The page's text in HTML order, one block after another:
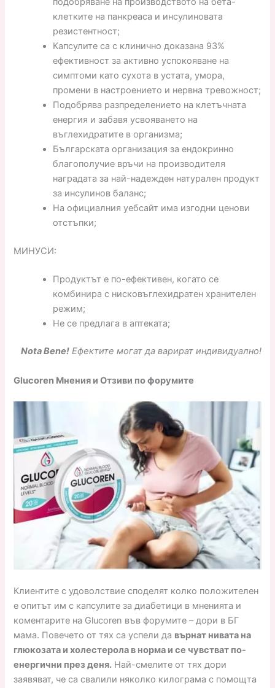
клетките на панкреаса и инсулиновата
резистентност;
Капсулите са с клинично доказана 93%
ефективност за активно успокояване на
симптоми като сухота в устата, умора,
промени в настроението и нервна тревожност;
Подобрява разпределението на клетъчната
енергия и забавя усвояването на
въглехидратите в организма;
Българската организация за ендокринно
благополучие връчи на производителя
наградата за най-надежден натурален продукт
за инсулинов баланс;
На официалния уебсайт има изгодни ценови
отстъпки;
МИНУСИ:
Продуктът е по-ефективен, когато се
комбинира с нисковъглехидратен хранителен
режим;
Не се предлага в аптеката;
Nota Bene! Ефектите могат да варират индивидуално!
Glucoren Мнения и Отзиви по форумите
Клиентите с удоволствие споделят колко положителен
е опитът им с капсулите за диабетици в мненията и
коментарите на Glucoren във форумите – дори в БГ
мама. Повечето от тях са успели да върнат нивата на
глюкозата и холестерола в норма и се чувстват по-
енергични през деня. Най-смелите от тях дори
заявяват, че са свалили няколко килограма с помощта